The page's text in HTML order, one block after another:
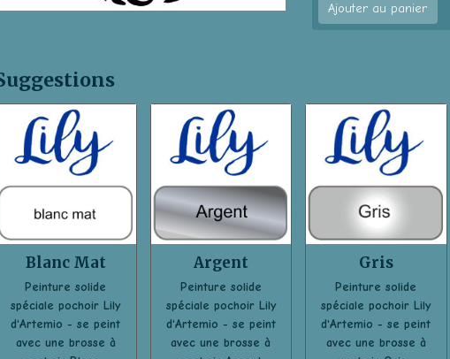
Ajouter au panier
Blanc Mat
Peinture solide
spéciale pochoir Lily
d'Artemio - se peint
avec une brosse à
Argent
Peinture solide
spéciale pochoir Lily
d'Artemio - se peint
avec une brosse à
Gris
Peinture solide
spéciale pochoir Lily
d'Artemio - se peint
avec une brosse à